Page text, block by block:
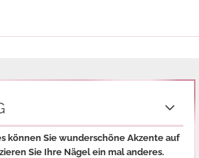
können Sie wunderschöne Akzente auf
Sie Ihre Nägel ein mal anderes.